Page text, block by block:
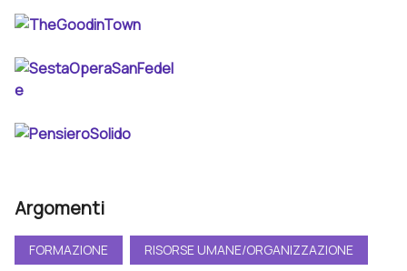
Argomenti
FORMAZIONE RISORSE UMANE/ORGANIZZAZIONE